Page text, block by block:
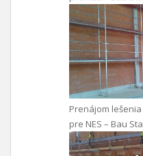
Prenájom
pre NES – Bau